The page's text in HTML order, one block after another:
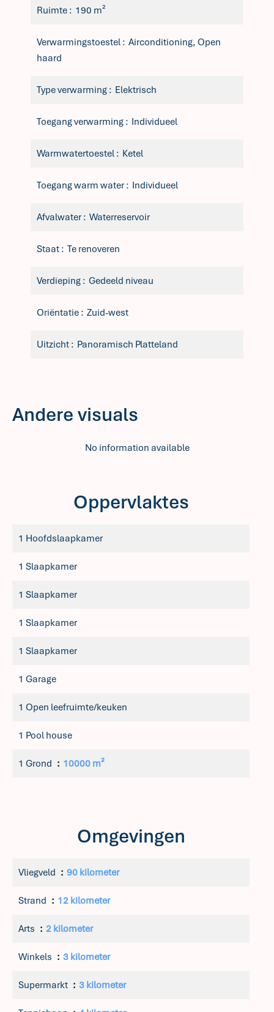
Ruimte 190 m²
Verwarmingstoestel
Airconditioning, Open
haard
Type verwarming Elektrisch
Toegang verwarming Individueel
Warmwatertoestel Ketel
Toegang warm water Individueel
Afvalwater Waterreservoir
Staat Te renoveren
Verdieping Gedeeld niveau
Oriëntatie Zuid-west
Uitzicht Panoramisch Platteland
Andere visuals
No information available
Oppervlaktes
1 Hoofdslaapkamer
1 Slaapkamer
1 Slaapkamer
1 Slaapkamer
1 Slaapkamer
1 Garage
1 Open leefruimte/keuken
1 Pool house
1 Grond 10000 m²
Omgevingen
Vliegveld 90 kilometer
Strand 12 kilometer
Arts 2 kilometer
Winkels 3 kilometer
Supermarkt 3 kilometer